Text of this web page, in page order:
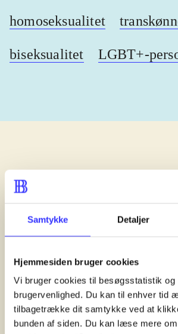
Samtykke Detaljer
Hjemmesiden bruger cookies
Vi bruger cookies til besøgsstatistik og
brugervenlighed. Du kan til enhver tid
tilbagetrække dit samtykke ved at
bunden af siden. Du kan læse mere
homoseksualitet
biseksualitet LGBT+-
lorem ipsum dolor sit amet
d. 1. januar 2024